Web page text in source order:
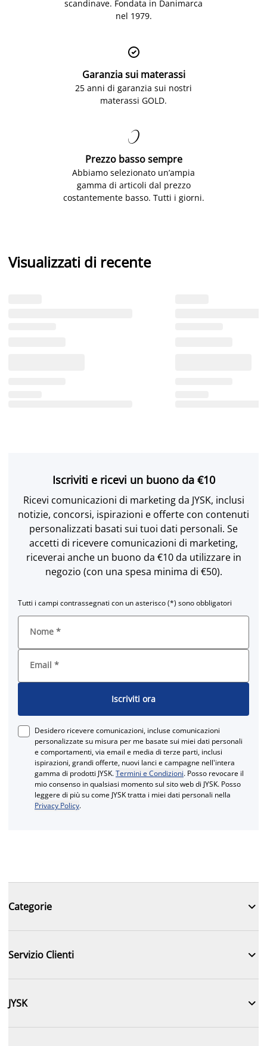
scandinave. Fondata in Danimarca
nel 1979.

Garanzia sui materassi
25 anni di garanzia sui nostri
materassi GOLD.

Prezzo basso sempre
Abbiamo selezionato un’ampia
gamma di articoli dal prezzo
costantemente basso. Tutti i giorni.
Visualizzati di recente
Iscriviti e ricevi un buono da €10
Ricevi comunicazioni di marketing da JYSK, inclusi
notizie, concorsi, ispirazioni e offerte con contenuti
personalizzati basati sui tuoi dati personali. Se
accetti di ricevere comunicazioni di marketing,
riceverai anche un buono da €10 da utilizzare in
negozio (con una spesa minima di €50).
Tutti i campi contrassegnati con un asterisco (*) sono obbligatori
Nome *
Email *
Iscriviti ora
Desidero ricevere comunicazioni, incluse comunicazioni
personalizzate su misura per me basate sui miei dati personali
e comportamenti, via email e media di terze parti, inclusi
ispirazioni, grandi offerte, nuovi lanci e campagne nell'intera
gamma di prodotti JYSK.Termini e Condizioni. Posso revocare il
mio consenso in qualsiasi momento sul sito web di JYSK. Posso
leggere di più su come JYSK tratta i miei dati personali nella
Privacy Policy.
Categorie 
Servizio Clienti 
JYSK 